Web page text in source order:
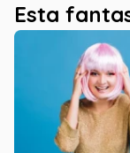
Esta